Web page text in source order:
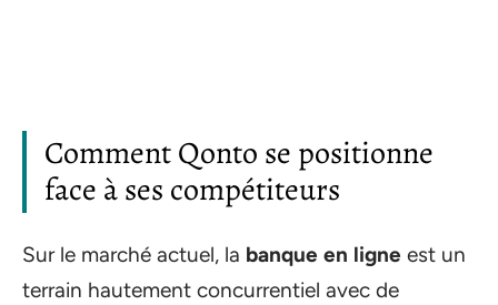
Comment Qonto se positionne
face à ses compétiteurs
Sur le marché actuel, la banque en ligne est un
terrain hautement concurrentiel avec de